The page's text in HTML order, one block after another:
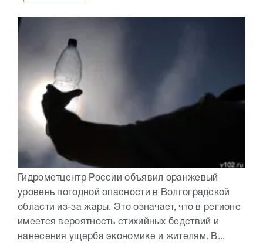
Гидрометцентр России объявил оранжевый
уровень погодной опасности в Волгоградской
области из-за жары. Это означает, что в регионе
имеется вероятность стихийных бедствий и
нанесения ущерба экономике и жителям. В...